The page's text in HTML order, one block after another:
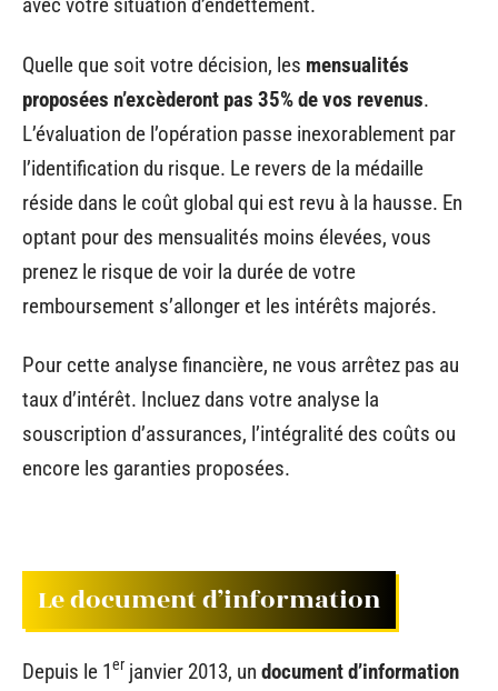
Quelle que soit votre décision, les mensualités
proposées n’excèderont pas 35% de vos revenus.
L’évaluation de l’opération passe inexorablement par
l’identification du risque. Le revers de la médaille
réside dans le coût global qui est revu à la hausse. En
optant pour des mensualités moins élevées, vous
prenez le risque de voir la durée de votre
remboursement s’allonger et les intérêts majorés.
Pour cette analyse financière, ne vous arrêtez pas au
taux d’intérêt. Incluez dans votre analyse la
souscription d’assurances, l’intégralité des coûts ou
encore les garanties proposées.
Le document d’information
Depuis le 1er janvier 2013, un document d’information